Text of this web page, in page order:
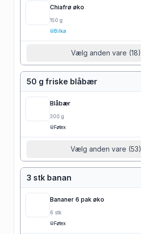
Chiafrø øko
150 g
Bilka
Vælg anden vare (18)
50 g friske blåbær
Blåbær
300 g
Føtex
Vælg anden vare (53)
3 stk banan
Bananer 6 pak øko
6 stk
Føtex